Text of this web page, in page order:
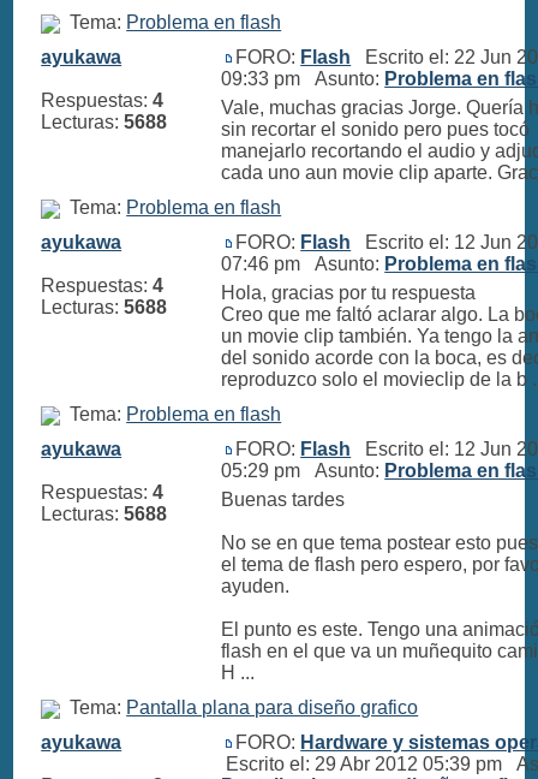
Tema: Problema en flash
ayukawa
Respuestas:4
Lecturas:5688
FORO: Flash Escrito el: 22 Jun
09:33 pm Asunto: Problema en
Vale, muchas gracias Jorge. Quería
sin recortar el sonido pero pues tocó
manejarlo recortando el audio y
cada uno aun movie clip aparte.
Tema: Problema en flash
ayukawa
Respuestas:4
Lecturas:5688
FORO: Flash Escrito el: 12 Jun
07:46 pm Asunto: Problema en
Hola, gracias por tu respuesta
Creo que me faltó aclarar algo. La
un movie clip también. Ya tengo la
del sonido acorde con la boca, es
reproduzco solo el movieclip de la b
Tema: Problema en flash
ayukawa
Respuestas:4
Lecturas:5688
FORO: Flash Escrito el: 12 Jun
05:29 pm Asunto: Problema en
Buenas tardes
No se en que tema postear esto
el tema de flash pero espero, por
ayuden.
El punto es este. Tengo una
flash en el que va un muñequito
H ...
Tema: Pantalla plana para diseño grafico
ayukawa
FORO: Hardware y sistemas
Escrito el: 29 Abr 2012 05:39 pm